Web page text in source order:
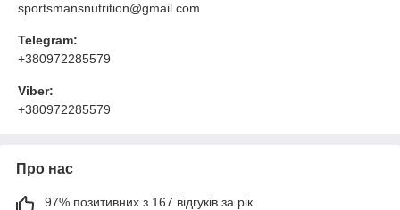
sportsmansnutrition@gmail.com
Telegram:
+380972285579
Viber:
+380972285579
Про нас
97% позитивних з 167 відгуків за рік